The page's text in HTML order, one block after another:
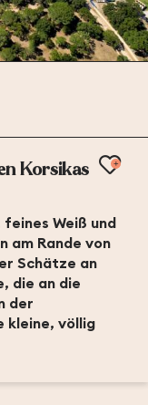
Korsikas
Weiß und
am Rande von
Schätze an
die an die
der
kleine, völlig